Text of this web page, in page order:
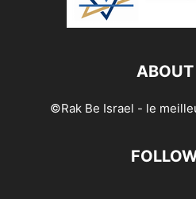
©Rak Be Israel - le